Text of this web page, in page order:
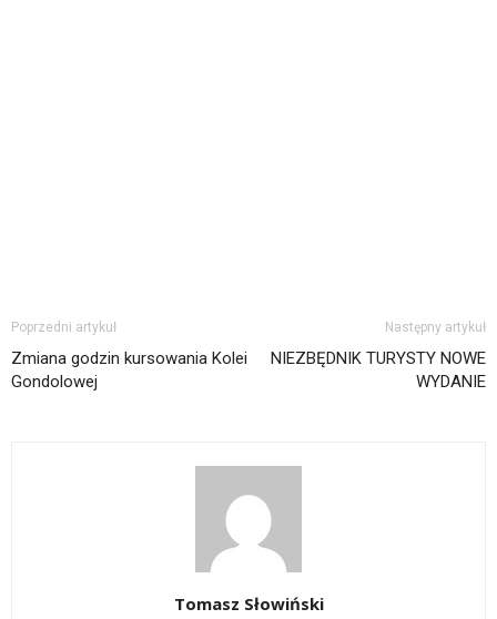
Poprzedni artykuł
Zmiana godzin kursowania Kolei
Gondolowej
Następny artykuł
NIEZBĘDNIK TURYSTY NOWE
WYDANIE
Tomasz Słowiński